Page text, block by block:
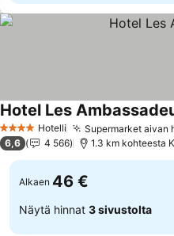
4 Tähtiluokitus
Hotelli Supermarket aivan
Hotel Les
6,6 4 566 1.3 km kohteesta
Alkaen 46 €
Näytä hinnat 3 sivustolta